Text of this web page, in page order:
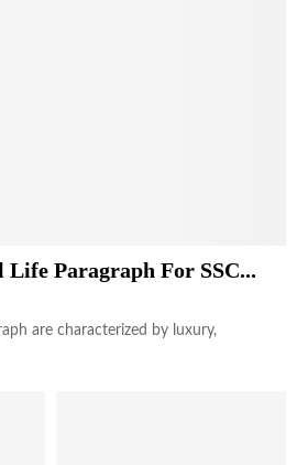
Paragraph For SSC...
are characterized by luxury,